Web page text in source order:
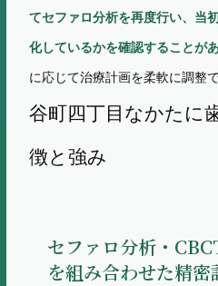
てセファロ分析を再度行い、当
化しているかを確認することがあ
に応じて治療計画を柔軟に調整で
谷町四丁目なかたに
徴と強み
セファロ分析・
を組み合わせた精密